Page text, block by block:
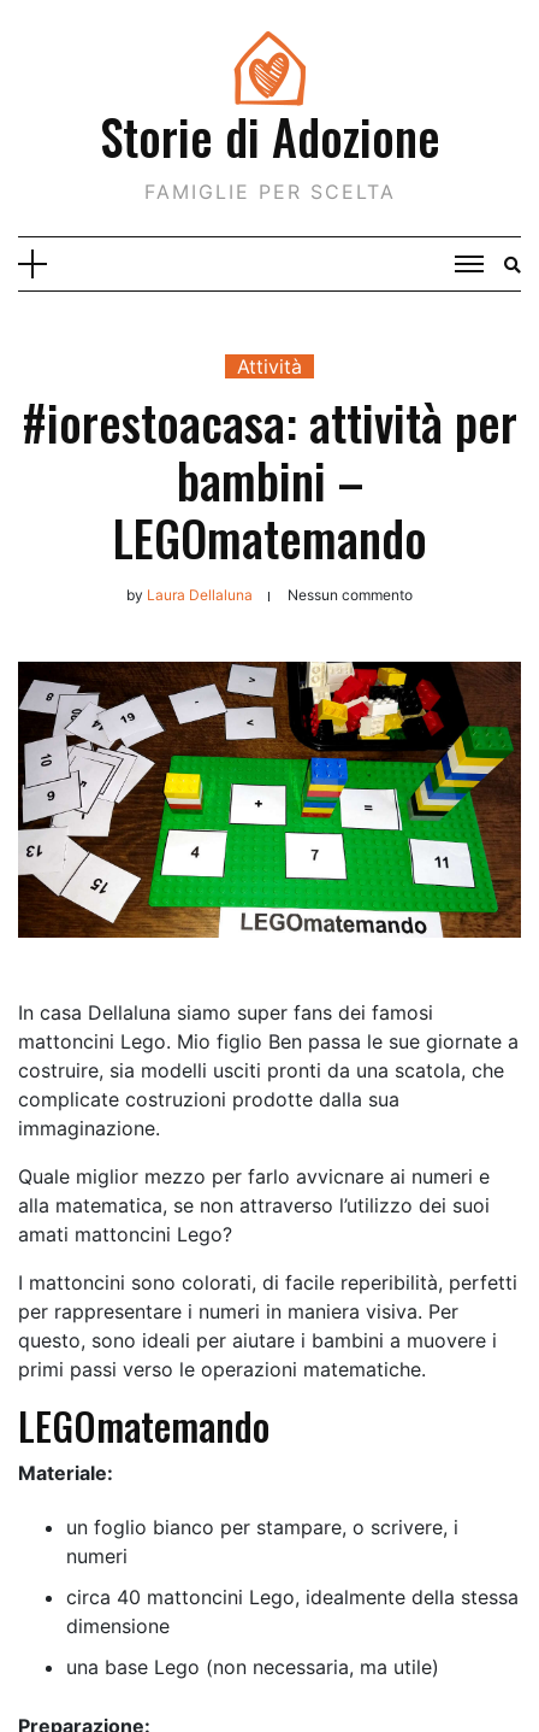
Storie di Adozione
FAMIGLIE PER SCELTA
Attività
#iorestoacasa: attività per
bambini –
LEGOmatemando
by Laura Dellaluna Nessun commento
In casa Dellaluna siamo super fans dei famosi
mattoncini Lego. Mio figlio Ben passa le sue giornate a
costruire, sia modelli usciti pronti da una scatola, che
complicate costruzioni prodotte dalla sua
immaginazione.
Quale miglior mezzo per farlo avvicnare ai numeri e
alla matematica, se non attraverso l’utilizzo dei suoi
amati mattoncini Lego?
I mattoncini sono colorati, di facile reperibilità, perfetti
per rappresentare i numeri in maniera visiva. Per
questo, sono ideali per aiutare i bambini a muovere i
primi passi verso le operazioni matematiche.
LEGOmatemando
Materiale:
un foglio bianco per stampare, o scrivere, i
numeri
circa 40 mattoncini Lego, idealmente della stessa
dimensione
una base Lego (non necessaria, ma utile)
Preparazione: